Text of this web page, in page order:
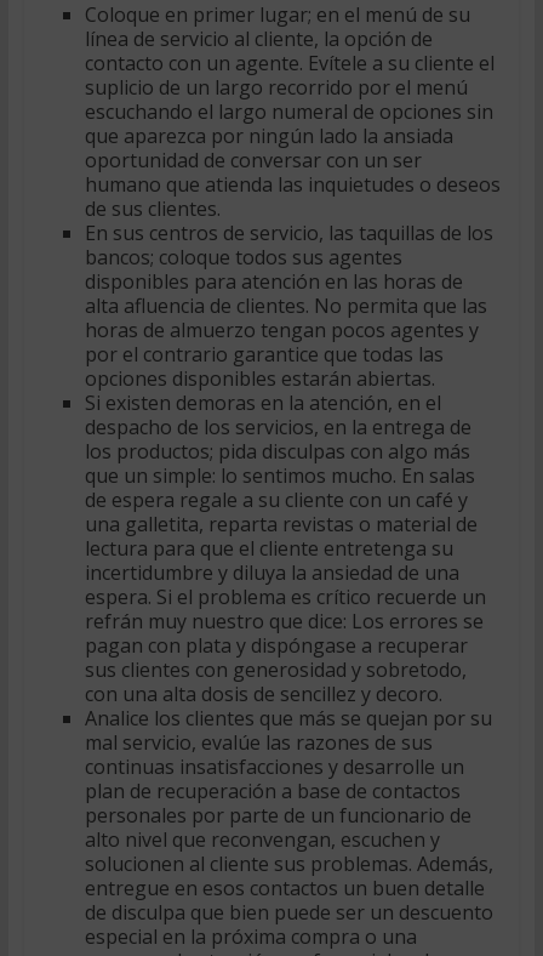
Coloque en primer lugar; en el menú de su
línea de servicio al cliente, la opción de
contacto con un agente. Evítele a su cliente el
suplicio de un largo recorrido por el menú
escuchando el largo numeral de opciones sin
que aparezca por ningún lado la ansiada
oportunidad de conversar con un ser
humano que atienda las inquietudes o deseos
de sus clientes.
En sus centros de servicio, las taquillas de los
bancos; coloque todos sus agentes
disponibles para atención en las horas de
alta afluencia de clientes. No permita que las
horas de almuerzo tengan pocos agentes y
por el contrario garantice que todas las
opciones disponibles estarán abiertas.
Si existen demoras en la atención, en el
despacho de los servicios, en la entrega de
los productos; pida disculpas con algo más
que un simple: lo sentimos mucho. En salas
de espera regale a su cliente con un café y
una galletita, reparta revistas o material de
lectura para que el cliente entretenga su
incertidumbre y diluya la ansiedad de una
espera. Si el problema es crítico recuerde un
refrán muy nuestro que dice: Los errores se
pagan con plata y dispóngase a recuperar
sus clientes con generosidad y sobretodo,
con una alta dosis de sencillez y decoro.
Analice los clientes que más se quejan por su
mal servicio, evalúe las razones de sus
continuas insatisfacciones y desarrolle un
plan de recuperación a base de contactos
personales por parte de un funcionario de
alto nivel que reconvengan, escuchen y
solucionen al cliente sus problemas. Además,
entregue en esos contactos un buen detalle
de disculpa que bien puede ser un descuento
especial en la próxima compra o una